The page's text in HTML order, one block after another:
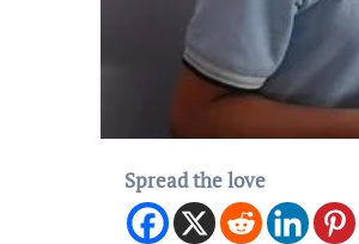
Spread the love